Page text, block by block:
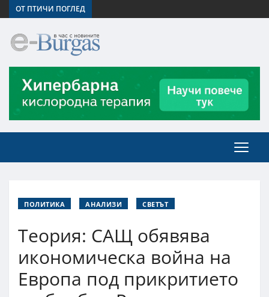
ОТ ПТИЧИ ПОГЛЕД
ПОЛИТИКА АНАЛИЗИ СВЕТЪТ
Теория: САЩ обявява
икономическа война на
Европа под прикритието